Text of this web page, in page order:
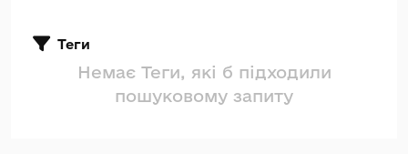
Теги
Немає Теги, які б підходили
пошуковому запиту